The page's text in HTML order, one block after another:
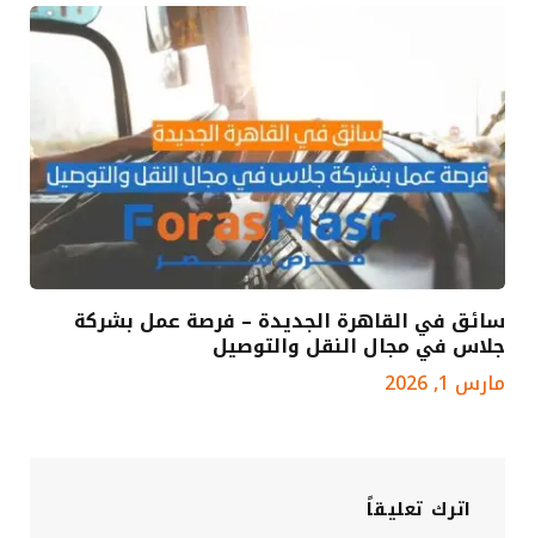
سائق في القاهرة الجديدة – فرصة عمل بشركة
جلاس في مجال النقل والتوصيل
مارس 1, 2026
اترك تعليقاً